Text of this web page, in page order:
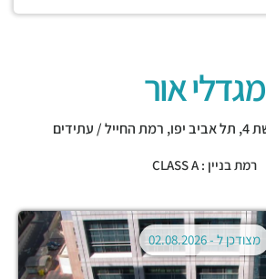
מגדלי אור
תל אביב יפו, רמת החייל / עתידים
רמת בניין : CLASS A
מצודכן ל -02.08.2026